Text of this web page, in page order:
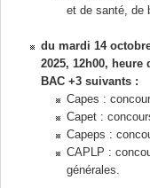
et de santé, de
du mardi 14
2025, 12h00,
BAC +3 suivants :
Capes :
Capet :
Capeps :
CAPLP :
générales.